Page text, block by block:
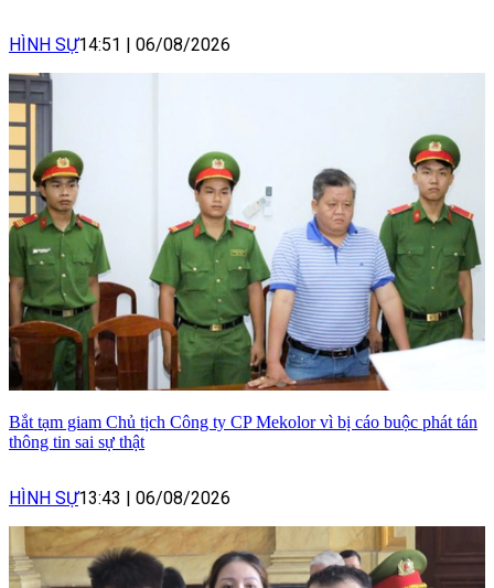
HÌNH SỰ14:51 | 06/08/2026
Bắt tạm giam Chủ tịch Công ty CP Mekolor vì bị cáo buộc phát tán
thông tin sai sự thật
HÌNH SỰ13:43 | 06/08/2026